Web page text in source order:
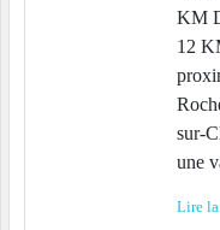
KM
12
sur-
une
Lire